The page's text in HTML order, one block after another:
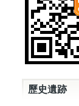
歷史遺跡